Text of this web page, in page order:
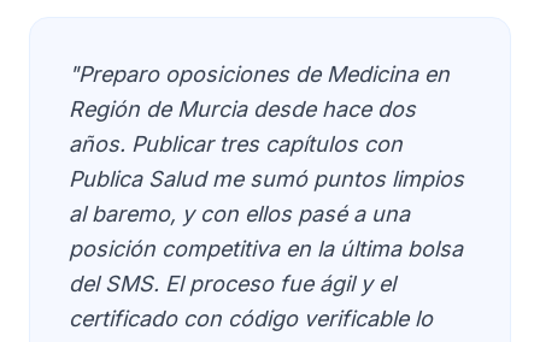
"Preparo oposiciones de Medicina en
Región de Murcia desde hace dos
años. Publicar tres capítulos con
Publica Salud me sumó puntos limpios
al baremo, y con ellos pasé a una
posición competitiva en la última bolsa
del SMS. El proceso fue ágil y el
certificado con código verificable lo